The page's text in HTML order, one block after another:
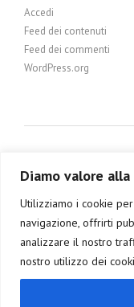
Diamo valore
Utilizziamo i cookie
navigazione, offrirti
analizzare il nostro
nostro utilizzo dei
Accedi
Feed dei contenuti
Feed dei commenti
WordPress.org